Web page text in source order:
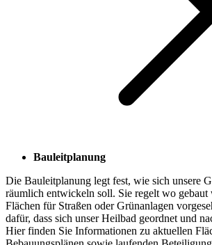
Bauleitplanung
Die Bauleitplanung legt fest, wie sich unsere
räumlich entwickeln soll. Sie regelt wo gebaut
Flächen für Straßen oder Grünanlagen
dafür, dass sich unser Heilbad geordnet und
Hier finden Sie Informationen zu aktuellen